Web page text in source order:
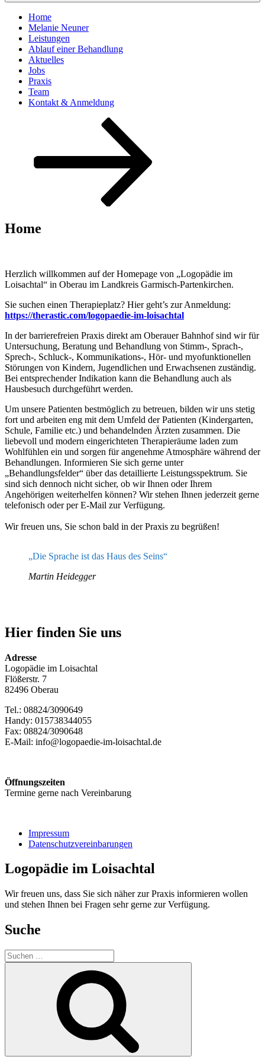
Home
Melanie Neuner
Leistungen
Ablauf einer Behandlung
Aktuelles
Jobs
Praxis
Team
Kontakt & Anmeldung
Home
Herzlich willkommen auf der Homepage von „Logopädie im
Loisachtal“ in Oberau im Landkreis Garmisch-Partenkirchen.
Sie suchen einen Therapieplatz? Hier geht’s zur Anmeldung:
https://therastic.com/logopaedie-im-loisachtal
In der barrierefreien Praxis direkt am Oberauer Bahnhof sind wir für
Untersuchung, Beratung und Behandlung von Stimm-, Sprach-,
Sprech-, Schluck-, Kommunikations-, Hör- und myofunktionellen
Störungen von Kindern, Jugendlichen und Erwachsenen zuständig.
Bei entsprechender Indikation kann die Behandlung auch als
Hausbesuch durchgeführt werden.
Um unsere Patienten bestmöglich zu betreuen, bilden wir uns stetig
fort und arbeiten eng mit dem Umfeld der Patienten (Kindergarten,
Schule, Familie etc.) und behandelnden Ärzten zusammen. Die
liebevoll und modern eingerichteten Therapieräume laden zum
Wohlfühlen ein und sorgen für angenehme Atmosphäre während der
Behandlungen. Informieren Sie sich gerne unter
„Behandlungsfelder“ über das detaillierte Leistungsspektrum. Sie
sind sich dennoch nicht sicher, ob wir Ihnen oder Ihrem
Angehörigen weiterhelfen können? Wir stehen Ihnen jederzeit gerne
telefonisch oder per E-Mail zur Verfügung.
Wir freuen uns, Sie schon bald in der Praxis zu begrüßen!
„Die Sprache ist das Haus des Seins“
Martin Heidegger
Hier finden Sie uns
Adresse
Logopädie im Loisachtal
Flößerstr. 7
82496 Oberau
Tel.: 08824/3090649
Handy: 015738344055
Fax: 08824/3090648
E-Mail: info@logopaedie-im-loisachtal.de
Öffnungszeiten
Termine gerne nach Vereinbarung
Impressum
Datenschutzvereinbarungen
Logopädie im Loisachtal
Wir freuen uns, dass Sie sich näher zur Praxis informieren wollen
und stehen Ihnen bei Fragen sehr gerne zur Verfügung.
Suche
Suche
nach: